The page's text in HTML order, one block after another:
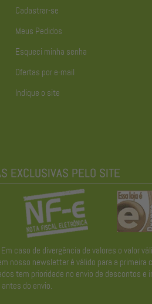
Cadastrar-se
Meus Pedidos
Esqueci minha senha
Ofertas por e-mail
Indique o site
caso de divergência de valores o valor
nosso newsletter é válido para a primeira
tem prioridade no envio de descontos e
do envio.